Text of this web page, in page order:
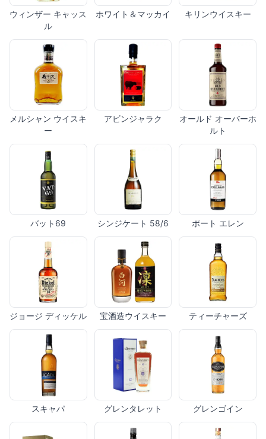
ウィンザー キャッス
ル
ホワイト＆マッカイ キリンウイスキー
メルシャン ウイスキ
ー
アビンジャラク
オールド オーバーホ
ルト
バット69 シンジケート 58/6 ポート エレン
ジョージ ディッケル 宝酒造ウイスキー ティーチャーズ
スキャパ グレンタレット グレンゴイン